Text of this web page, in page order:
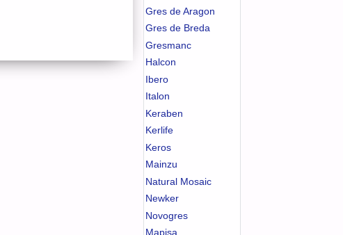
Gres de Aragon
Gres de Breda
Gresmanc
Halcon
Ibero
Italon
Keraben
Kerlife
Keros
Mainzu
Natural Mosaic
Newker
Novogres
Mapisa